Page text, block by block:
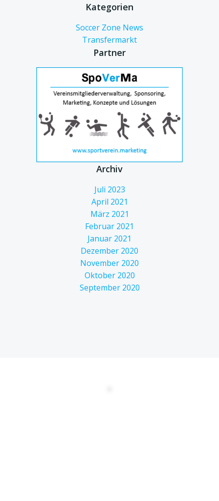
Kategorien
Soccer Zone News
Transfermarkt
Partner
Archiv
Juli 2023
April 2021
März 2021
Februar 2021
Januar 2021
Dezember 2020
November 2020
Oktober 2020
September 2020